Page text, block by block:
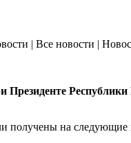
| Все новости |
на следующие